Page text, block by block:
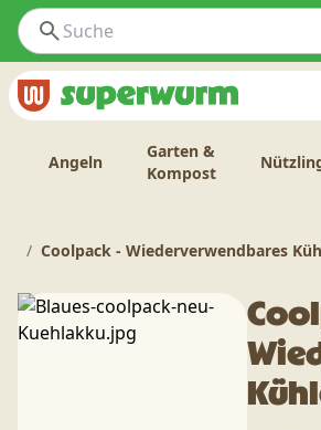
Angeln
Garten &
Kompost
Coolpack - Wiederverwendbares